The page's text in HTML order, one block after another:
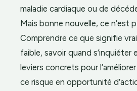
maladie cardiaque ou de
Mais bonne nouvelle, ce n’est
Comprendre ce que signifie
faible, savoir quand s’inquiéter
leviers concrets pour
ce risque en opportunité